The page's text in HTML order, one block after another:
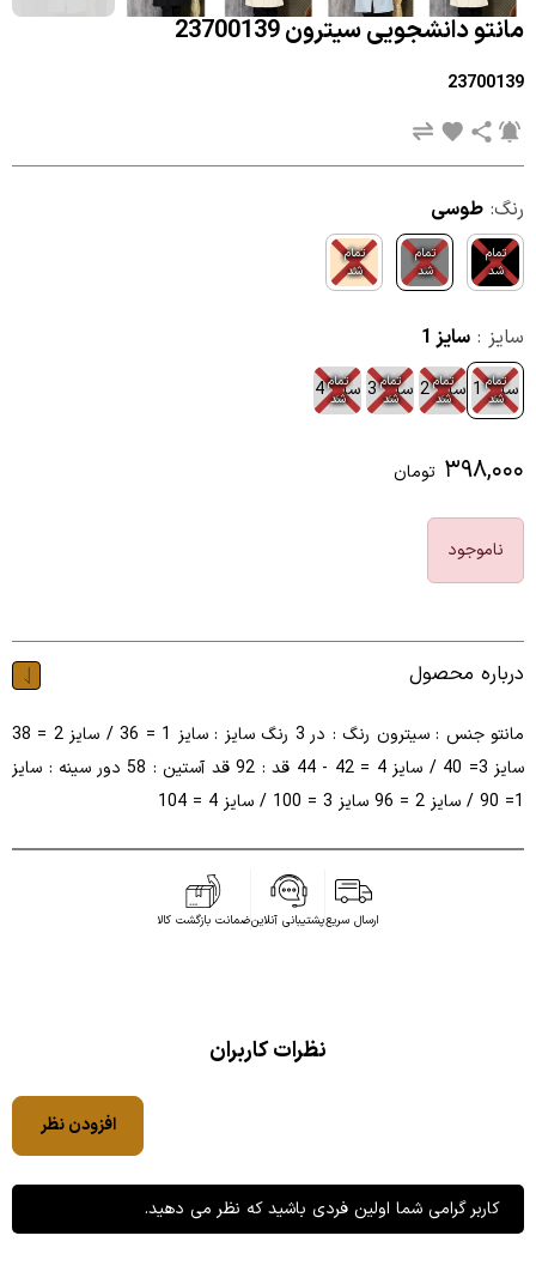
مانتو دانشجویی سیترون 23700139
23700139
رنگ: طوسی
تمام
شد
تمام
شد
تمام
شد
سایز : سایز 1
سایز 1
تمام
شد
سایز 2
تمام
شد
سایز 3
تمام
شد
سایز 4
تمام
شد
۳۹۸,۰۰۰ تومان
ناموجود
درباره محصول
مانتو جنس : سیترون رنگ : در 3 رنگ سایز : سایز 1 = 36 / سایز 2 = 38
سایز 3= 40 / سایز 4 = 42 - 44 قد : 92 قد آستین : 58 دور سینه : سایز
1= 90 / سایز 2 = 96 سایز 3 = 100 / سایز 4 = 104
ارسال سریعپشتیبانی آنلاینضمانت بازگشت کالا
نظرات کاربران
افزودن نظر
کاربر گرامی شما اولین فردی باشید که نظر می دهید.